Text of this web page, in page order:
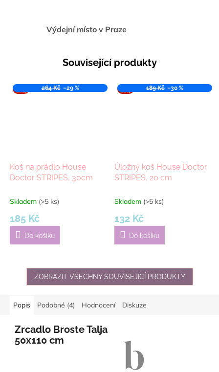
Výdejní místo v Praze
Související produkty
ODEJ
264 Kč –29 %
Koš na prádlo House
Doctor STRIPES, 30cm
Skladem (>5 ks)
185 Kč
Do košíku
ODEJ
189 Kč –30 %
Úložný koš House Doctor
STRIPES, 20 cm
Skladem (>5 ks)
132 Kč
Do košíku
ZOBRAZIT VŠECHNY SOUVISEJÍCÍ PRODUKTY
Popis Podobné (4) Hodnocení Diskuze
Zrcadlo Broste Talja
50x110 cm